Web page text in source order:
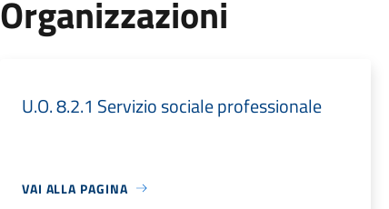
Organizzazioni
U.O. 8.2.1 Servizio sociale professionale
VAI ALLA PAGINA